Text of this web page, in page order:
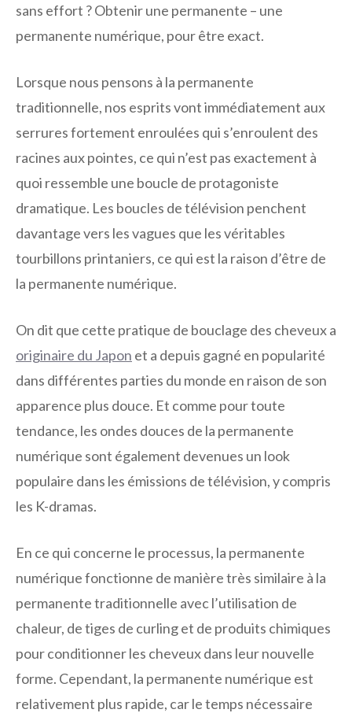
sans effort ? Obtenir une permanente – une
permanente numérique, pour être exact.
Lorsque nous pensons à la permanente
traditionnelle, nos esprits vont immédiatement aux
serrures fortement enroulées qui s’enroulent des
racines aux pointes, ce qui n’est pas exactement à
quoi ressemble une boucle de protagoniste
dramatique. Les boucles de télévision penchent
davantage vers les vagues que les véritables
tourbillons printaniers, ce qui est la raison d’être de
la permanente numérique.
On dit que cette pratique de bouclage des cheveux a
originaire du Japon et a depuis gagné en popularité
dans différentes parties du monde en raison de son
apparence plus douce. Et comme pour toute
tendance, les ondes douces de la permanente
numérique sont également devenues un look
populaire dans les émissions de télévision, y compris
les K-dramas.
En ce qui concerne le processus, la permanente
numérique fonctionne de manière très similaire à la
permanente traditionnelle avec l’utilisation de
chaleur, de tiges de curling et de produits chimiques
pour conditionner les cheveux dans leur nouvelle
forme. Cependant, la permanente numérique est
relativement plus rapide, car le temps nécessaire